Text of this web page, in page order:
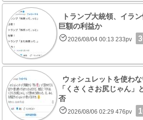
トランプ大統領、イラ
巨額の利益か
2026/08/04 00:13 233pv
ウォシュレットを使わ
「くさくさお尻じゃん」
否
2026/08/06 02:29 476pv